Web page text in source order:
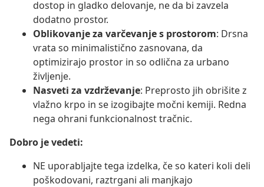
dostop in gladko delovanje, ne da bi zavzela
dodatno prostor.
Oblikovanje za varčevanje s prostorom: Drsna
vrata so minimalistično zasnovana, da
optimizirajo prostor in so odlična za urbano
življenje.
Nasveti za vzdrževanje: Preprosto jih obrišite z
vlažno krpo in se izogibajte močni kemiji. Redna
nega ohrani funkcionalnost tračnic.
Dobro je vedeti:
NE uporabljajte tega izdelka, če so kateri koli deli
poškodovani, raztrgani ali manjkajo